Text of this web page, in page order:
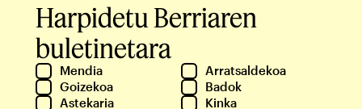
Harpidetu Berriaren
buletinetara
Mendia
Arratsaldekoa
Goizekoa
Badok
Astekaria
Kinka